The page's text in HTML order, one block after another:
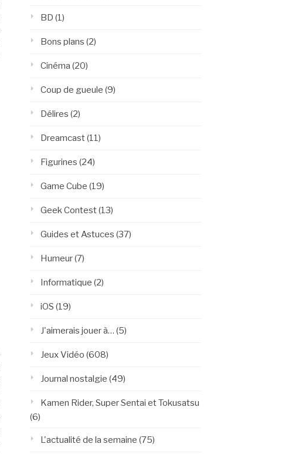
BD (1)
Bons plans (2)
Cinéma (20)
Coup de gueule (9)
Délires (2)
Dreamcast(11)
Figurines (24)
Game Cube (19)
Geek Contest(13)
Guides et Astuces (37)
Humeur(7)
Informatique (2)
iOS (19)
J'aimerais jouer à… (5)
Jeux Vidéo (608)
Journal nostalgie (49)
Kamen Rider, Super Sentai et Tokusatsu
(6)
L'actualité de la semaine (75)